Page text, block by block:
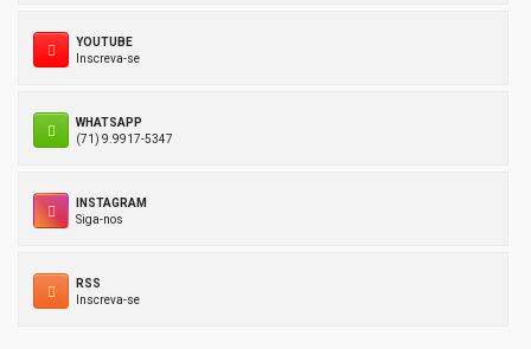
YOUTUBE
Inscreva-se
WHATSAPP
(71) 9.9917-5347
INSTAGRAM
Siga-nos
RSS
Inscreva-se